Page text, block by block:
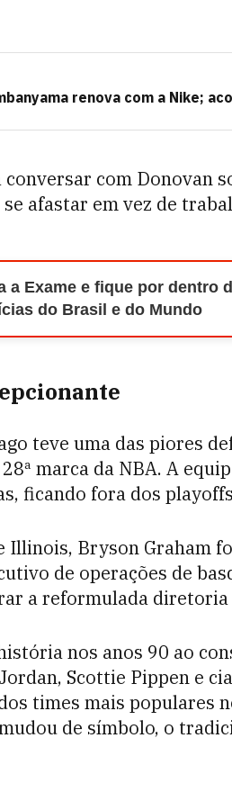
renova com a Nike;
conversar com Donovan
afastar em vez de
a Exame e fique por dentro
do Brasil e do Mundo
teve uma das piores
marca da NBA. A
ficando fora dos
Illinois, Bryson Graham
de operações de
a reformulada diretoria
nos anos 90 ao
Scottie Pippen e
times mais populares
de símbolo, o